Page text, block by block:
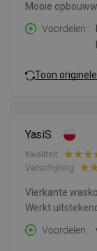
Mooie
Voordelen:
Toon
YasiS
Kwaliteit:
Verschijning:
Vierkante
Werkt
Voordelen: